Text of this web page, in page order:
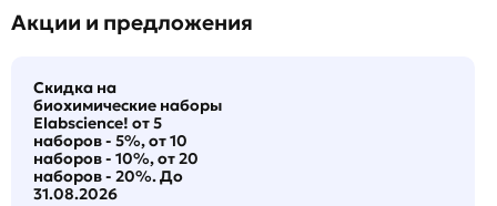
Акции и предложения
Скидка на
биохимические наборы
Elabscience! от 5
наборов - 5%, от 10
наборов - 10%, от 20
наборов - 20%. До
31.08.2026